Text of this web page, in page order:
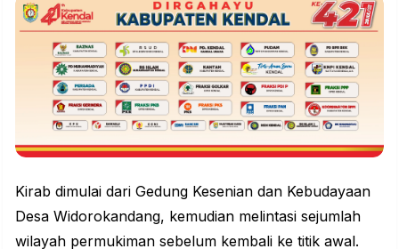
Kirab dimulai dari Gedung Kesenian dan Kebudayaan
Desa Widorokandang, kemudian melintasi sejumlah
wilayah permukiman sebelum kembali ke titik awal.